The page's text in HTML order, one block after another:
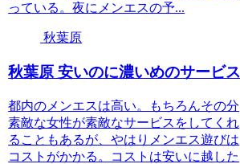
っている。夜にメンエスの予...
秋葉原
秋葉原 安いのに濃いめのサービス
都内のメンエスは高い。もちろんその分
素敵な女性が素敵なサービスをしてくれ
ることもあるが、やはりメンエス遊びは
コストがかかる。コストは安いに越した